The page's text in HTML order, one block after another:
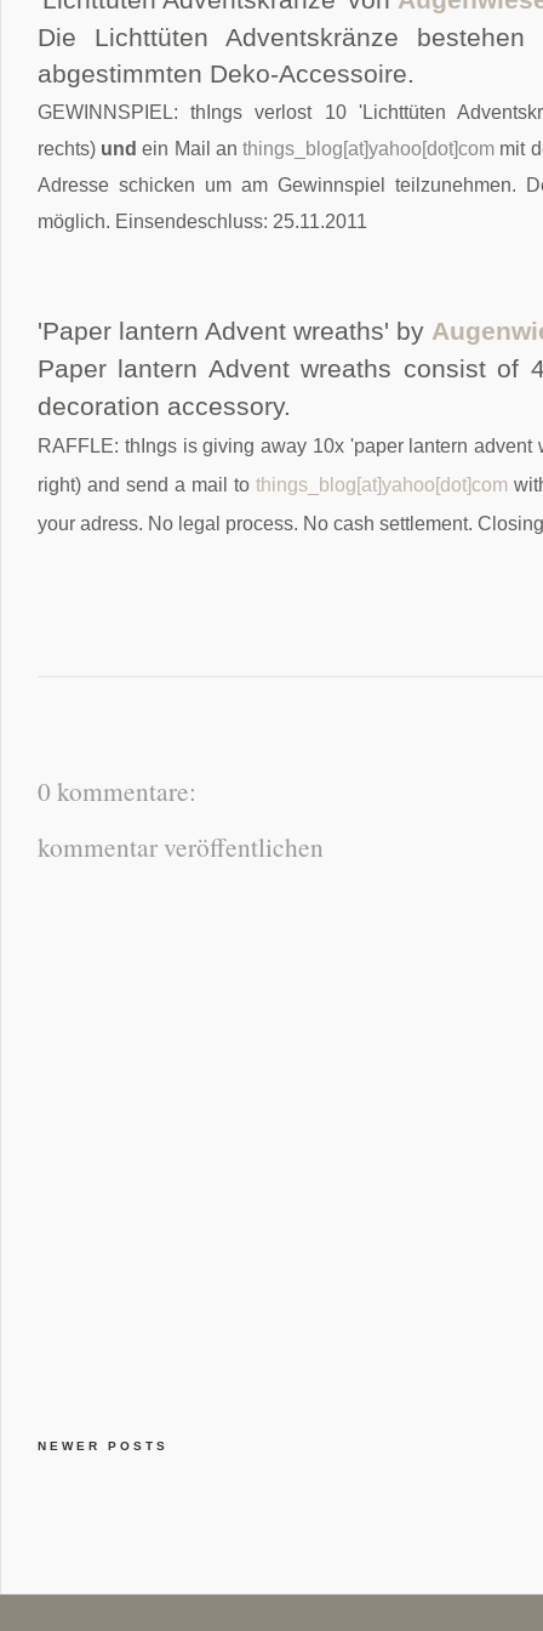
Die Lichttüten Adventskränze
abgestimmten Deko-Accessoire.
GEWINNSPIEL: thIngs verlost 10 'Lichttüten
rechts) und ein Mail anthings_blog[at]yahoo[dot]com mit
Adresse schicken um am Gewinnspiel teilzunehmen.
möglich. Einsendeschluss: 25.11.2011
'Paper lantern Advent wreaths' by
Paper lantern Advent wreaths consist
decoration accessory.
RAFFLE: thIngs is giving away 10x 'paper lantern
right) and send a mail tothings_blog[at]yahoo[dot]com
your adress. No legal process. No cash settlement.
0 kommentare:
kommentar veröffentlichen
NEWER POSTS